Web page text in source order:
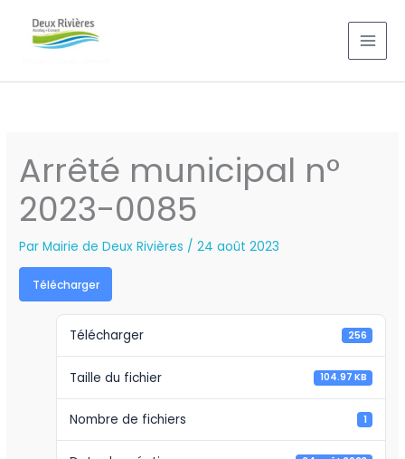
Arrêté municipal n°
2023-0085
ParMairie de Deux Rivières /24 août 2023
Télécharger
Télécharger 256
Taille du fichier 104.97 KB
Nombre de fichiers 1